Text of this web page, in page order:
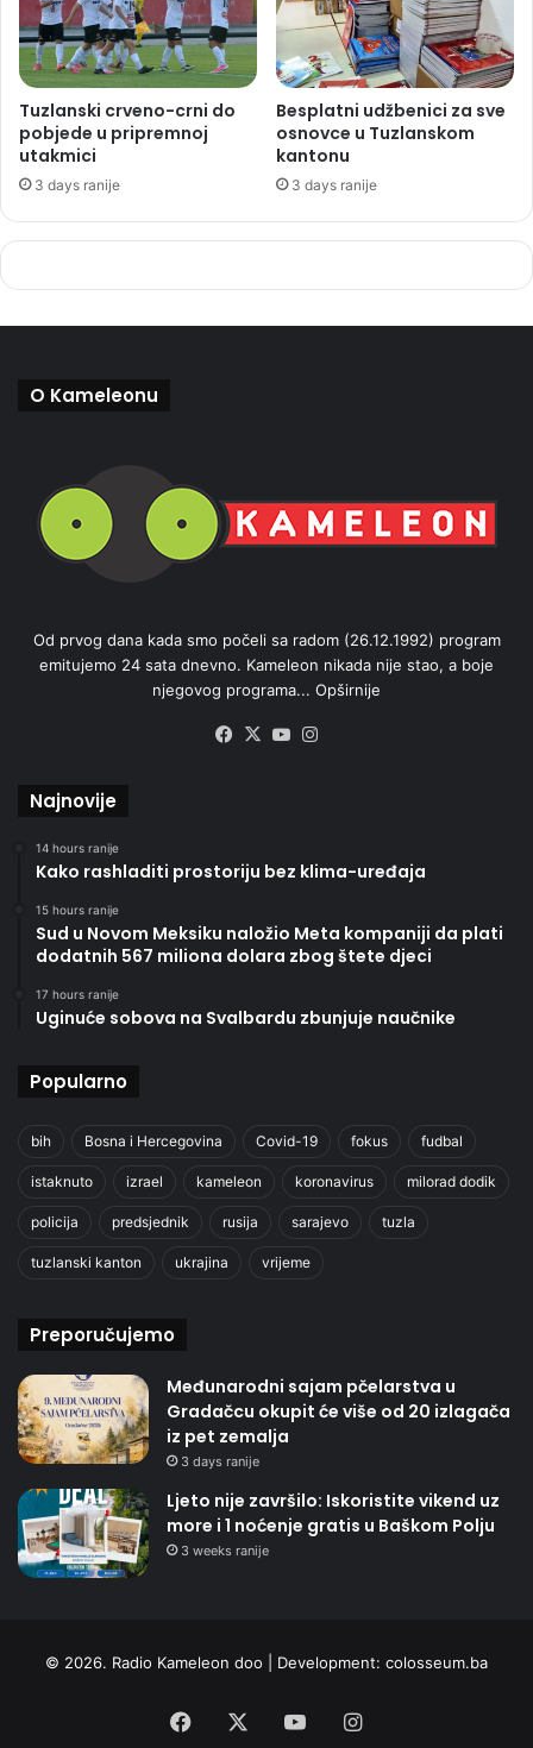
Tuzlanski crveno-crni do
pobjede u pripremnoj
utakmici
3 days ranije
Besplatni udžbenici za sve
osnovce u Tuzlanskom
kantonu
3 days ranije
O Kameleonu
Od prvog dana kada smo počeli sa radom (26.12.1992) program
emitujemo 24 sata dnevno. Kameleon nikada nije stao, a boje
njegovog programa... Opširnije
Facebook
X YouTube
Najnovije
14 hours ranije
Kako rashladiti prostoriju bez klima-uređaja
15 hours ranije
Sud u Novom Meksiku naložio Meta kompaniji da plati
dodatnih 567 miliona dolara zbog štete djeci
17 hours ranije
Uginuće sobova na Svalbardu zbunjuje naučnike
Popularno
bih Bosna i Hercegovina Covid-19 fokus fudbal
istaknuto izrael kameleon koronavirus milorad dodik
policija predsjednik rusija sarajevo tuzla
tuzlanski kanton ukrajina vrijeme
Preporučujemo
Međunarodni sajam pčelarstva u
Gradačcu okupit će više od 20 izlagača
iz pet zemalja
3 days ranije
Ljeto nije završilo: Iskoristite vikend uz
more i 1 noćenje gratis u Baškom Polju
3 weeks ranije
© 2026. Radio Kameleon doo | Development: colosseum.ba
Facebook YouTubeInstagram